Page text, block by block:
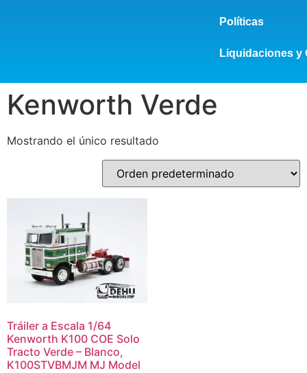
Políticas
Liquidaciones y
Kenworth Verde
Mostrando el único resultado
Tráiler a Escala 1/64
Kenworth K100 COE Solo
Tracto Verde – Blanco,
K100STVBMJM MJ Model